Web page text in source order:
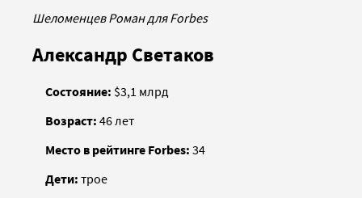
Шеломенцев Роман для Forbes
Александр Светаков
Состояние: $3,1 млрд
Возраст: 46 лет
Место в рейтинге Forbes: 34
Дети: трое